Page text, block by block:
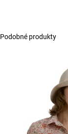
Podobné produkty
MODEL: R57 |
klobouk šitý z
lněného plátna.
krempa dodává
vzhled a poskytuje...